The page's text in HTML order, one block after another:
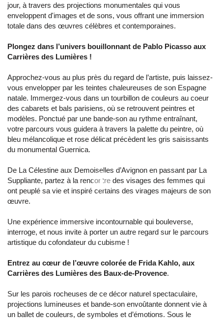
jour, à travers des projections monumentales qui vous
enveloppent d'images et de sons, vous offrant une immersion
totale dans des œuvres célèbres et contemporaines.
Plongez dans l’univers bouillonnant de Pablo Picasso aux
Carrières des Lumières !
Approchez-vous au plus près du regard de l’artiste, puis laissez-
vous envelopper par les teintes chaleureuses de son Espagne
natale. Immergez-vous dans un tourbillon de couleurs au coeur
des cabarets et bals parisiens, où se retrouvent peintres et
modèles. Ponctué par une bande-son au rythme entraînant,
votre parcours vous guidera à travers la palette du peintre, où
bleu mélancolique et rose délicat précèdent les gris saisissants
du monumental Guernica.
De La Célestine aux Demoiselles d’Avignon en passant par La
Suppliante, partez à la rencontre des visages des femmes qui
ont peuplé sa vie et inspiré certains des virages majeurs de son
œuvre.
Une expérience immersive incontournable qui bouleverse,
interroge, et nous invite à porter un autre regard sur le parcours
artistique du cofondateur du cubisme !
Entrez au cœur de l’œuvre colorée de Frida Kahlo, aux
Carrières des Lumières des Baux-de-Provence.
Sur les parois rocheuses de ce décor naturel spectaculaire,
projections lumineuses et bande-son envoûtante donnent vie à
un ballet de couleurs, de symboles et d’émotions. Sous le